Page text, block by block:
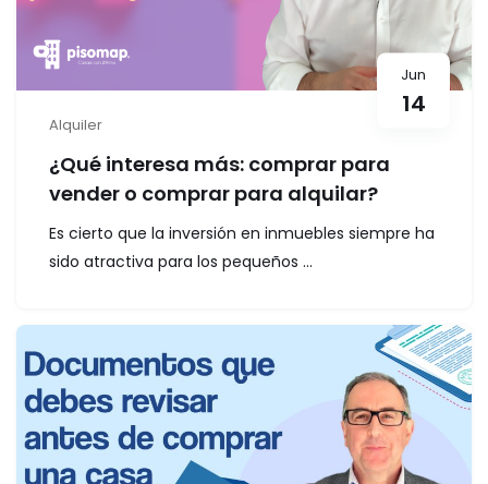
Jun
14
Alquiler
¿Qué interesa más: comprar para
vender o comprar para alquilar?
Es cierto que la inversión en inmuebles siempre ha
sido atractiva para los pequeños ...